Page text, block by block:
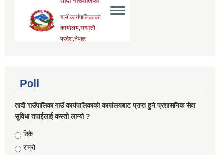
Poll
तादी गाउँपालिका गाउँ कार्यपालिकाको कार्यालयबाट प्राप्त हुने प्रशासनिक सेवा
सुविधा तपाईलाई कस्तो लाग्यो ?
Choices
ठिकै
राम्रो